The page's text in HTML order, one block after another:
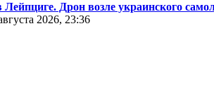
Лейпциге. Дрон возле украинского
2026, 23:36